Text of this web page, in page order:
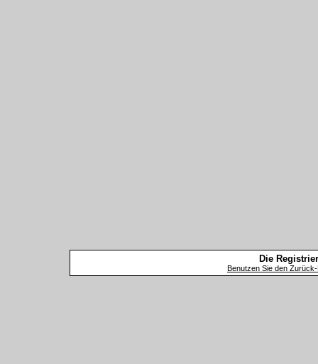
Die
Benutzen Sie den